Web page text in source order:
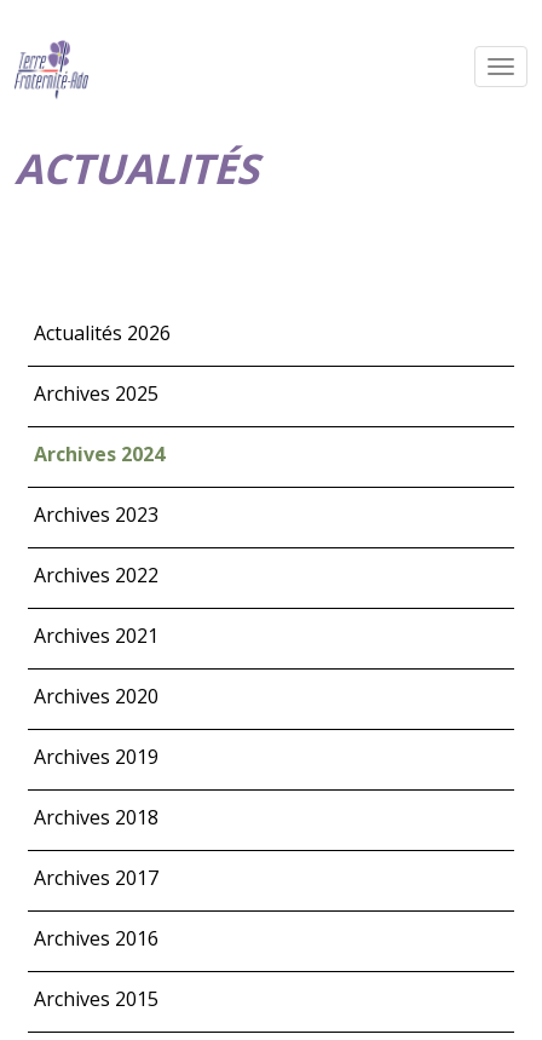
ACTUALITÉS
Actualités 2026
Archives 2025
Archives 2024
Archives 2023
Archives 2022
Archives 2021
Archives 2020
Archives 2019
Archives 2018
Archives 2017
Archives 2016
Archives 2015